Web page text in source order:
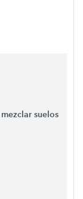
suelos